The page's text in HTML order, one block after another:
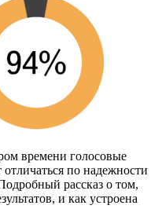
времени голосовые
по надежности
рассказ о том,
и как устроена